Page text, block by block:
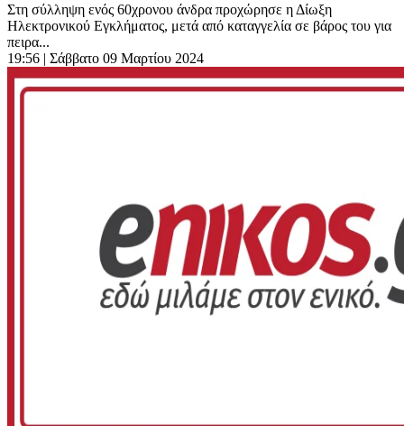
Στη σύλληψη ενός 60χρονου άνδρα προχώρησε η Δίωξη
Ηλεκτρονικού Εγκλήματος, μετά από καταγγελία σε βάρος του για
πειρα...
19:56 | Σάββατο 09 Μαρτίου 2024